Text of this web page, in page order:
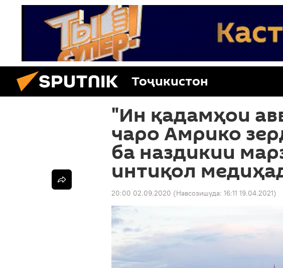
Тоҷикистон
"Ин қадамҳои
чаро Амрико
ба наздикии
интиқол
20:00 02.09.2020 (Навсозишуда: 16:11 19.04.2021)